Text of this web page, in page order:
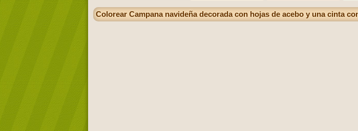
Colorear Campana navideña decorada con hojas de acebo y una cinta